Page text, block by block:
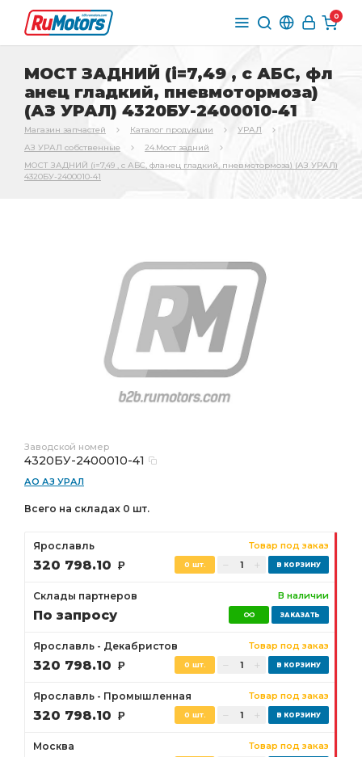
0
МОСТ ЗАДНИЙ (i=7,49 , с АБС, фл
анец гладкий, пневмотормоза)
(АЗ УРАЛ) 4320БУ-2400010-41
Магазин запчастей Каталог продукции
УРАЛ
АЗ УРАЛ собственные
24.Мост задний
МОСТ ЗАДНИЙ (i=7,49 , с АБС, фланец гладкий, пневмотормоза) (АЗ УРАЛ)
4320БУ-2400010-41
Заводской номер
4320БУ-2400010-41
АО АЗ УРАЛ
Всего на складах 0 шт.
Ярославль Товар под заказ
320 798.10 Р 0 шт.
Склады партнеров В наличии
По запросу
Ярославль - Декабристов Товар под заказ
320 798.10 Р 0 шт.
Ярославль - Промышленная Товар под заказ
320 798.10 Р 0 шт.
Москва Товар под заказ